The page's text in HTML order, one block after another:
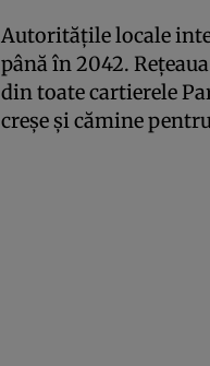
Autoritățile locale
până în 2042.
din toate cartierele
creșe și cămine